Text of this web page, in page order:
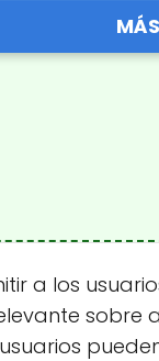
a los
sobre